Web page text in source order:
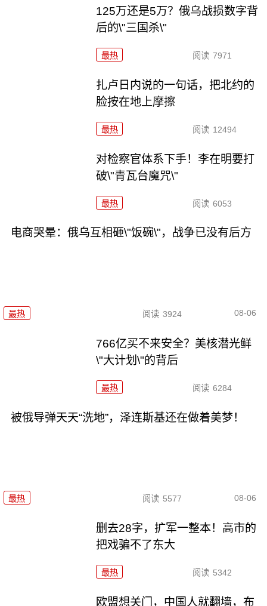
125万还是5万？俄乌战损数字背
后的\"三国杀\"
最热 阅读 7971
扎卢日内说的一句话，把北约的
脸按在地上摩擦
最热 阅读 12494
对检察官体系下手！李在明要打
破\"青瓦台魔咒\"
最热 阅读 6053
电商哭晕：俄乌互相砸\"饭碗\"，战争已没有后方
最热 阅读 3924 08-06
766亿买不来安全？美核潜光鲜
\"大计划\"的背后
最热 阅读 6284
被俄导弹天天“洗地”，泽连斯基还在做着美梦！
最热 阅读 5577 08-06
删去28字，扩军一整本！高市的
把戏骗不了东大
最热 阅读 5342
欧盟想关门，中国人就翻墙，布